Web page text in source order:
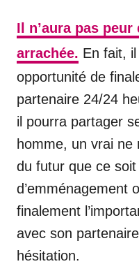
Il n’aura pas
arrachée. En fait,
opportunité de
partenaire 24/24
il pourra partager
homme, un vrai ne
du futur que ce
d’emménagement
finalement
avec son
hésitation.